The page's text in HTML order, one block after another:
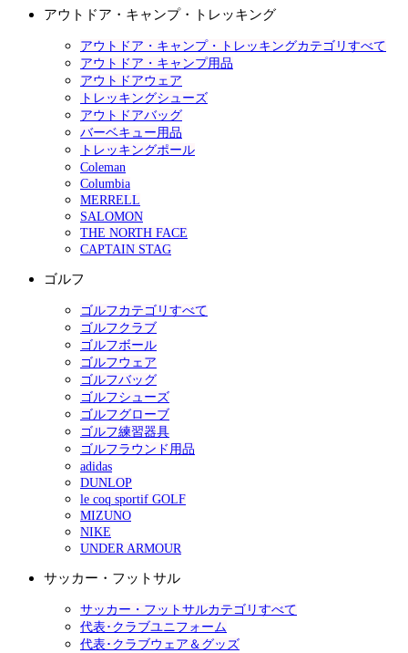
アウトドア・キャンプ・トレッキング
アウトドア・キャンプ・トレッキングカテゴリすべて
アウトドア・キャンプ用品
アウトドアウェア
トレッキングシューズ
アウトドアバッグ
バーベキュー用品
トレッキングポール
Coleman
Columbia
MERRELL
SALOMON
THE NORTH FACE
CAPTAIN STAG
ゴルフ
ゴルフカテゴリすべて
ゴルフクラブ
ゴルフボール
ゴルフウェア
ゴルフバッグ
ゴルフシューズ
ゴルフグローブ
ゴルフ練習器具
ゴルフラウンド用品
adidas
DUNLOP
le coq sportif GOLF
MIZUNO
NIKE
UNDER ARMOUR
サッカー・フットサル
サッカー・フットサルカテゴリすべて
代表･クラブユニフォーム
代表･クラブウェア＆グッズ